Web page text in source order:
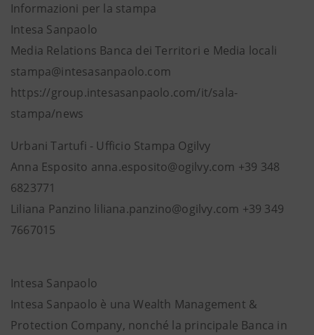
Informazioni per la stampa
Intesa Sanpaolo
Media Relations Banca dei Territori e Media locali
stampa@intesasanpaolo.com
https://group.intesasanpaolo.com/it/sala-
stampa/news
Urbani Tartufi - Ufficio Stampa Ogilvy
Anna Esposito anna.esposito@ogilvy.com +39 348
6823771
Liliana Panzino liliana.panzino@ogilvy.com +39 349
7667015
Intesa Sanpaolo
Intesa Sanpaolo è una Wealth Management &
Protection Company, nonché la principale Banca in